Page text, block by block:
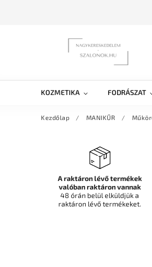
KOZMETIKA FODRÁSZAT
Kezdőlap / MANIKŰR /
A raktáron lévő termékek
valóban raktáron vannak
48 órán belül elküldjük a
raktáron lévő termékeket.